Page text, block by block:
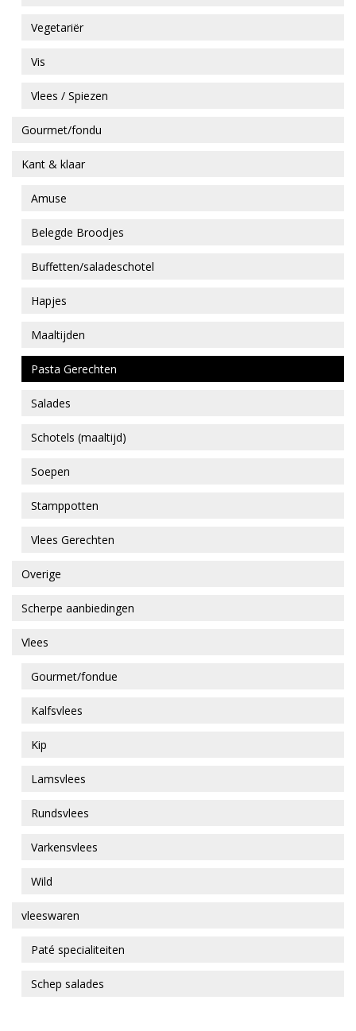
Vegetariër
Vis
Vlees / Spiezen
Gourmet/fondu
Kant & klaar
Amuse
Belegde Broodjes
Buffetten/saladeschotel
Hapjes
Maaltijden
Pasta Gerechten
Salades
Schotels (maaltijd)
Soepen
Stamppotten
Vlees Gerechten
Overige
Scherpe aanbiedingen
Vlees
Gourmet/fondue
Kalfsvlees
Kip
Lamsvlees
Rundsvlees
Varkensvlees
Wild
vleeswaren
Paté specialiteiten
Schep salades